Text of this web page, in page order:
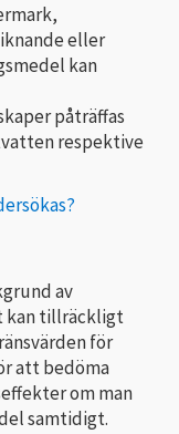
eller
kan
påträffas
respektive
av
kan tillräckligt
för
att bedöma
om man
samtidigt.